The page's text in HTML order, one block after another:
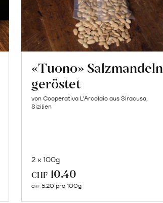
«Tuono» Salzmandeln
geröstet
von Cooperativa L’Arcolaio aus Siracusa,
Sizilien
2 x 100g
CHF 10.40
CHF 5.20 pro 100g